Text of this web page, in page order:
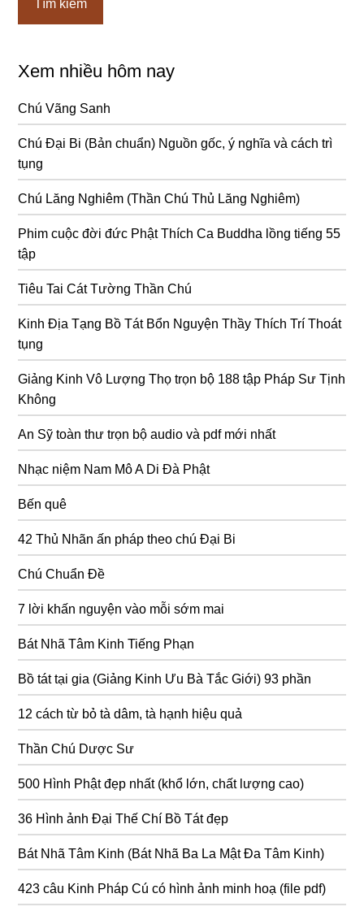
Xem nhiều hôm nay
Chú Vãng Sanh
Chú Đại Bi (Bản chuẩn) Nguồn gốc, ý nghĩa và cách trì
tụng
Chú Lăng Nghiêm (Thần Chú Thủ Lăng Nghiêm)
Phim cuộc đời đức Phật Thích Ca Buddha lồng tiếng 55
tập
Tiêu Tai Cát Tường Thần Chú
Kinh Địa Tạng Bồ Tát Bổn Nguyện Thầy Thích Trí Thoát
tụng
Giảng Kinh Vô Lượng Thọ trọn bộ 188 tập Pháp Sư Tịnh
Không
An Sỹ toàn thư trọn bộ audio và pdf mới nhất
Nhạc niệm Nam Mô A Di Đà Phật
Bến quê
42 Thủ Nhãn ấn pháp theo chú Đại Bi
Chú Chuẩn Đề
7 lời khấn nguyện vào mỗi sớm mai
Bát Nhã Tâm Kinh Tiếng Phạn
Bồ tát tại gia (Giảng Kinh Ưu Bà Tắc Giới) 93 phần
12 cách từ bỏ tà dâm, tà hạnh hiệu quả
Thần Chú Dược Sư
500 Hình Phật đẹp nhất (khổ lớn, chất lượng cao)
36 Hình ảnh Đại Thế Chí Bồ Tát đẹp
Bát Nhã Tâm Kinh (Bát Nhã Ba La Mật Đa Tâm Kinh)
423 câu Kinh Pháp Cú có hình ảnh minh hoạ (file pdf)